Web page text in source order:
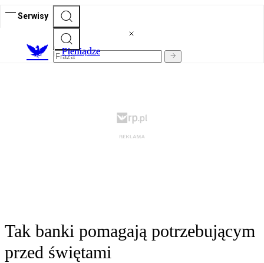
Serwisy
Pieniądze
Tak banki pomagają potrzebującym
przed świętami